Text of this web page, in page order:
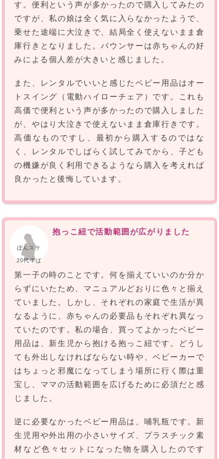
す。便利という声が多かったので購入してみたの
ですが、私の娘は全く気に入らなかったようで、
乗せた途端に大泣きで、結局全く使えないまま倉
庫行きとなりました。バウンサーは赤ちゃんの好
みによる個人差が大きいと感じました。
また、レンタルでいいと感じたベビー用品はオー
トスイング（電動ハイローチェア）です。これも
高価で便利という声が多かったので購入しました
が、やはり大泣きで使えないまま倉庫行きです。
高価なものですし、最初から購入するのではな
く、レンタルでしばらく試してみてから、子ども
の機嫌が良く利用できるようなら購入を考えれば
良かったと後悔しています。
ぽんスケ
20代半ば
抱っこ紐で活動範囲が広がりました
第一子の時のことです。何を揃えていいのか分か
らずにいたため、マニュアルどおりに色々と揃え
ていました。しかし、それぞれの家庭で生活が異
なるように、赤ちゃんの必要品もそれぞれ異なっ
ていたのです。私の場合、買ってよかったベビー
用品は、新生児から抱ける抱っこ紐です。どうし
ても外出しなければならない時や、ベビーカーで
はちょっと邪魔になってしまう場所に行く際は重
宝し、ママの活動範囲を広げるために必須だと感
じました。
逆に必要なかったベビー用品は、哺乳瓶です。新
生児用や外出用の小さいサイズ、プラスチック素
材など色々セットになった物を購入したのです